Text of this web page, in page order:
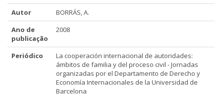
Autor
BORRÁS, A.
Ano de
publicação
2008
Periódico
La cooperación internacional de autoridades:
ámbitos de familia y del proceso civil - Jornadas
organizadas por el Departamento de Derecho y
Economía Internacionales de la Universidad de
Barcelona